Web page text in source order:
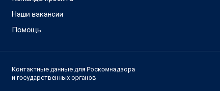
Наши вакансии
Помощь
Контактные данные для Роскомнадзора
и государственных органов